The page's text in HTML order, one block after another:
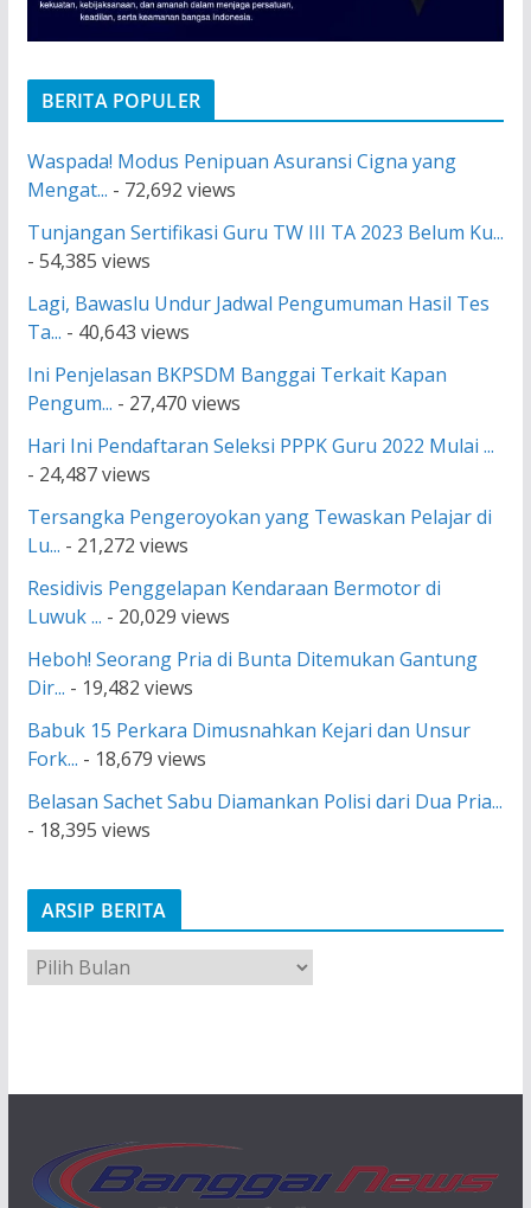
BERITA POPULER
Waspada! Modus Penipuan Asuransi Cigna yang
Mengat... - 72,692 views
Tunjangan Sertifikasi Guru TW III TA 2023 Belum Ku...
- 54,385 views
Lagi, Bawaslu Undur Jadwal Pengumuman Hasil Tes
Ta... - 40,643 views
Ini Penjelasan BKPSDM Banggai Terkait Kapan
Pengum... - 27,470 views
Hari Ini Pendaftaran Seleksi PPPK Guru 2022 Mulai ...
- 24,487 views
Tersangka Pengeroyokan yang Tewaskan Pelajar di
Lu... - 21,272 views
Residivis Penggelapan Kendaraan Bermotor di
Luwuk ... - 20,029 views
Heboh! Seorang Pria di Bunta Ditemukan Gantung
Dir... - 19,482 views
Babuk 15 Perkara Dimusnahkan Kejari dan Unsur
Fork... - 18,679 views
Belasan Sachet Sabu Diamankan Polisi dari Dua Pria...
- 18,395 views
ARSIP BERITA
A
r